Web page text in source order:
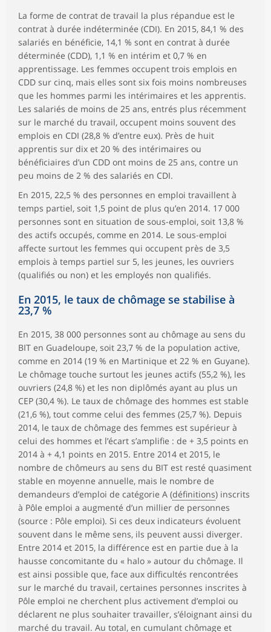
La forme de contrat de travail la plus répandue est le
contrat à durée indéterminée (CDI). En 2015, 84,1 % des
salariés en bénéficie, 14,1 % sont en contrat à durée
déterminée (CDD), 1,1 % en intérim et 0,7 % en
apprentissage. Les femmes occupent trois emplois en
CDD sur cinq, mais elles sont six fois moins nombreuses
que les hommes parmi les intérimaires et les apprentis.
Les salariés de moins de 25 ans, entrés plus récemment
sur le marché du travail, occupent moins souvent des
emplois en CDI (28,8 % d’entre eux). Près de huit
apprentis sur dix et 20 % des intérimaires ou
bénéficiaires d’un CDD ont moins de 25 ans, contre un
peu moins de 2 % des salariés en CDI.
En 2015, 22,5 % des personnes en emploi travaillent à
temps partiel, soit 1,5 point de plus qu’en 2014. 17 000
personnes sont en situation de sous-emploi, soit 13,8 %
des actifs occupés, comme en 2014. Le sous-emploi
affecte surtout les femmes qui occupent près de 3,5
emplois à temps partiel sur 5, les jeunes, les ouvriers
(qualifiés ou non) et les employés non qualifiés.
En 2015, le taux de chômage se stabilise à
23,7 %
En 2015, 38 000 personnes sont au chômage au sens du
BIT en Guadeloupe, soit 23,7 % de la population active,
comme en 2014 (19 % en Martinique et 22 % en Guyane).
Le chômage touche surtout les jeunes actifs (55,2 %), les
ouvriers (24,8 %) et les non diplômés ayant au plus un
CEP (30,4 %). Le taux de chômage des hommes est stable
(21,6 %), tout comme celui des femmes (25,7 %). Depuis
2014, le taux de chômage des femmes est supérieur à
celui des hommes et l’écart s’amplifie : de + 3,5 points en
2014 à + 4,1 points en 2015. Entre 2014 et 2015, le
nombre de chômeurs au sens du BIT est resté quasiment
stable en moyenne annuelle, mais le nombre de
demandeurs d’emploi de catégorie A (définitions) inscrits
à Pôle emploi a augmenté d’un millier de personnes
(source : Pôle emploi). Si ces deux indicateurs évoluent
souvent dans le même sens, ils peuvent aussi diverger.
Entre 2014 et 2015, la différence est en partie due à la
hausse concomitante du « halo » autour du chômage. Il
est ainsi possible que, face aux difficultés rencontrées
sur le marché du travail, certaines personnes inscrites à
Pôle emploi ne cherchent plus activement d’emploi ou
déclarent ne plus souhaiter travailler, s’éloignant ainsi du
marché du travail. Au total, en cumulant chômage et